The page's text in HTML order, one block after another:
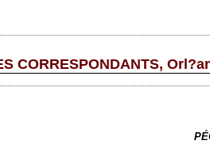
CORRESPONDANTS,